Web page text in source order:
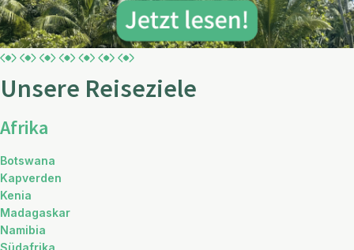
Unsere Reiseziele
Afrika
Botswana
Kapverden
Kenia
Madagaskar
Namibia
Südafrika